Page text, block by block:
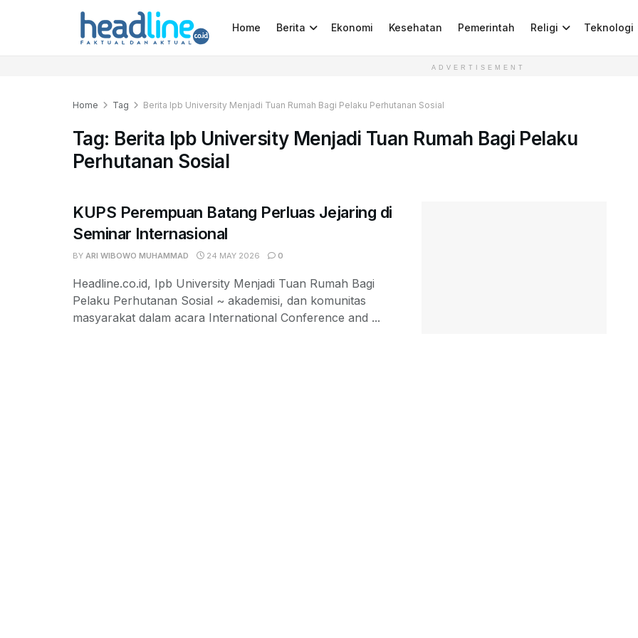
Home Berita Ekonomi Kesehatan Pemerintah Religi Teknologi
ADVERTISEMENT
Home Tag Berita Ipb University Menjadi Tuan Rumah Bagi Pelaku Perhutanan Sosial
Tag: Berita Ipb University Menjadi Tuan Rumah Bagi Pelaku
Perhutanan Sosial
KUPS Perempuan Batang Perluas Jejaring di
Seminar Internasional
BY ARI WIBOWO MUHAMMAD 24 MAY 2026 0
Headline.co.id, Ipb University Menjadi Tuan Rumah Bagi
Pelaku Perhutanan Sosial ~ akademisi, dan komunitas
masyarakat dalam acara International Conference and ...